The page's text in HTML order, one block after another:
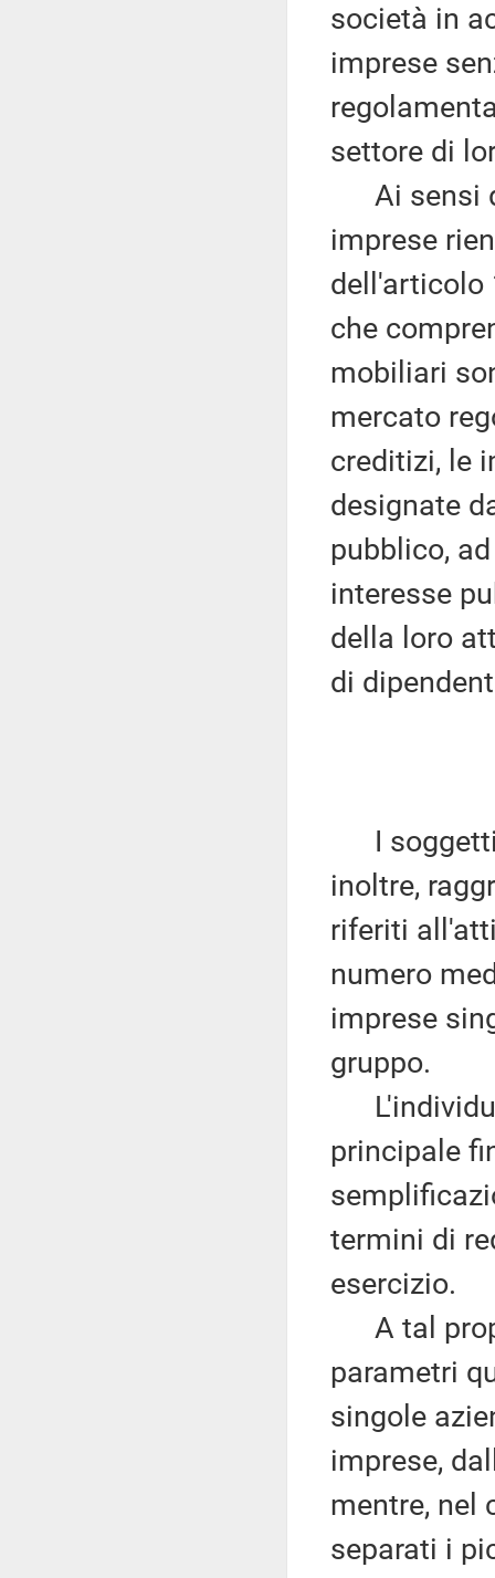
società in
imprese
settore di
Ai sensi
imprese
dell'articolo
che
mobiliari
mercato
creditizi, le
designate
pubblico,
interesse
della loro
di
I soggetti
inoltre,
riferiti
numero
imprese
gruppo.
principale
termini di
esercizio.
A tal
parametri
singole
imprese,
mentre, nel
separati i